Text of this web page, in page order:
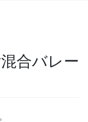
合バレー